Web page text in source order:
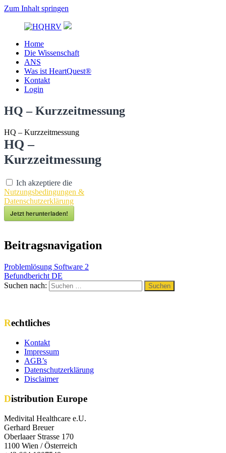
Zum Inhalt springen
HQHRV
Home
Die Wissenschaft
ANS
Was ist HeartQuest®
Kontakt
Login
HQ – Kurzzeitmessung
HQ – Kurzzeitmessung
HQ –
Kurzzeitmessung
Ich akzeptiere die
Nutzungsbedingungen &
Datenschutzerklärung
Jetzt herunterladen!
Beitragsnavigation
Problemlösung Software 2
Befundbericht DE
Suchen nach:
Suchen
Rechtliches
Kontakt
Impressum
AGB’s
Datenschutzerklärung
Disclaimer
Distribution Europe
Medivital Healthcare e.U.
Gerhard Breuer
Oberlaaer Strasse 170
1100 Wien / Österreich